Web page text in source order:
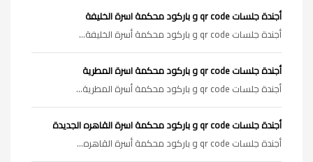
أجندة جلسات qr code و باركود محكمة اسرة الخليفة
أجندة جلسات qr code و باركود محكمة أسرة الخليفة...
أجندة جلسات qr code و باركود محكمة اسرة المطرية
أجندة جلسات qr code و باركود محكمة أسرة المطرية...
أجندة جلسات qr code و باركود محكمة اسرة القاهره الجديدة
أجندة جلسات qr code و باركود محكمة أسرة القاهره...